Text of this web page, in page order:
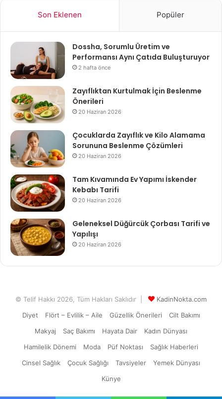
Son Eklenen Popüler
Dossha, Sorumlu Üretim ve
Performansı Aynı Çatıda Buluşturuyor
2 hafta önce
Zayıflıktan Kurtulmak İçin Beslenme
Önerileri
20 Haziran 2026
Çocuklarda Zayıflık ve Kilo Alamama
Sorununa Beslenme Çözümleri
20 Haziran 2026
Tam Kıvamında Ev Yapımı İskender
Kebabı Tarifi
20 Haziran 2026
Geleneksel Düğürcük Çorbası Tarifi ve
Yapılışı
20 Haziran 2026
© Telif Hakkı 2026, Tüm Hakları Saklıdır |
KadinNokta.com
Diyet
Flört – Evlilik – Aile Güzellik Önerileri
Cilt Bakımı
Makyaj
Saç Bakımı Hayata Dair
Kadın Dünyası
Hamilelik Dönemi
Moda Püf Noktası
Sağlık Haberleri
Cinsel Sağlık
Çocuk Sağlığı Tavsiyeler
Yemek Dünyası
Künye